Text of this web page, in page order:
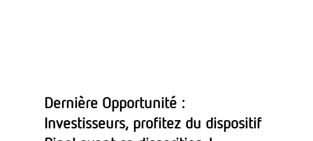
Dernière Opportunité :
Investisseurs, profitez du dispositif